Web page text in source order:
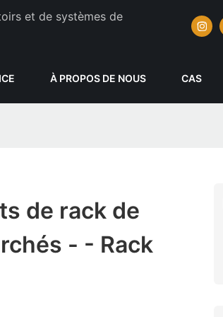
et de systèmes de
À PROPOS DE NOUS CAS
de rack de
- - Rack